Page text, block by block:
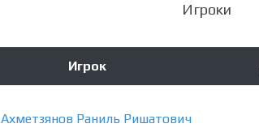
Игроки
Игрок
Ахметзянов Раниль Ришатович